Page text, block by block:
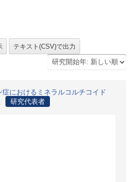
におけるミネラルコルチコイド
研究代表者